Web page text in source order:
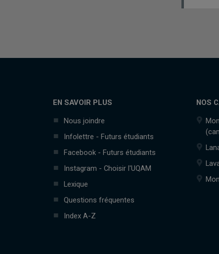
EN SAVOIR PLUS
Nous joindre
Infolettre - Futurs étudiants
Facebook - Futurs étudiants
Instagram - Choisir l'UQAM
Lexique
Questions fréquentes
Index A-Z
NOS